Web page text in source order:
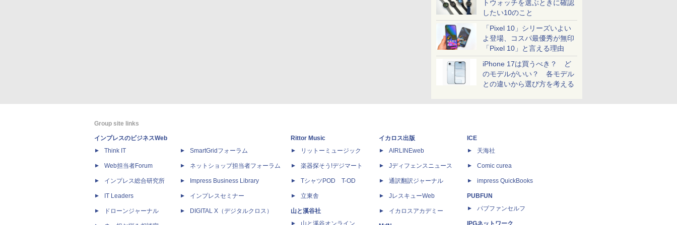
トウォッチを選ぶときに確認
したい10のこと
「Pixel 10」シリーズいよい
よ登場、コスパ最優秀が無印
「Pixel 10」と言える理由
iPhone 17は買うべき？ ど
のモデルがいい？ 各モデル
との違いから選び方を考える
Group site links
インプレスのビジネスWeb
Think IT
Web担当者Forum
インプレス総合研究所
IT Leaders
ドローンジャーナル
SmartGridフォーラム
ネットショップ担当者フォーラム
Impress Business Library
インプレスセミナー
DIGITAL X（デジタルクロス）
Rittor Music
リットーミュージック
楽器探そう!デジマート
TシャツPOD T-OD
立東舎
山と溪谷社
山と溪谷オンライン
イカロス出版
AIRLINEweb
Jディフェンスニュース
通訳翻訳ジャーナル
JレスキューWeb
イカロスアカデミー
ICE
天海社
Comic curea
impress QuickBooks
PUBFUN
パブファンセルフ
IPGネットワーク